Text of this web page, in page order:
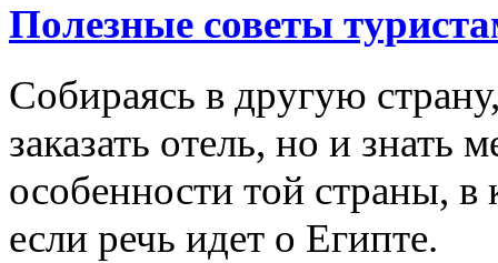
Полезные советы
Собираясь в другую
заказать отель, но и
особенности той страны,
если речь идет о Египте.